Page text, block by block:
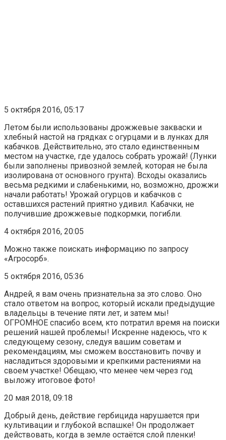
5 октября 2016, 05:17
Летом были использованы дрожжевые закваски и
хлебный настой на грядках с огурцами и в лунках для
кабачков. Действительно, это стало единственным
местом на участке, где удалось собрать урожай! (Лунки
были заполнены привозной землей, которая не была
изолирована от основного грунта). Всходы оказались
весьма редкими и слабенькими, но, возможно, дрожжи
начали работать! Урожай огурцов и кабачков с
оставшихся растений приятно удивил. Кабачки, не
получившие дрожжевые подкормки, погибли.
4 октября 2016, 20:05
Можно также поискать информацию по запросу
«Агросорб».
5 октября 2016, 05:36
Андрей, я вам очень признательна за это слово. Оно
стало ответом на вопрос, который искали предыдущие
владельцы в течение пяти лет, и затем мы!
ОГРОМНОЕ спасибо всем, кто потратил время на поиски
решений нашей проблемы! Искренне надеюсь, что к
следующему сезону, следуя вашим советам и
рекомендациям, мы сможем восстановить почву и
насладиться здоровыми и крепкими растениями на
своем участке! Обещаю, что менее чем через год
выложу итоговое фото!
20 мая 2018, 09:18
Добрый день, действие гербицида нарушается при
культивации и глубокой вспашке! Он продолжает
действовать, когда в земле остаётся слой пленки!